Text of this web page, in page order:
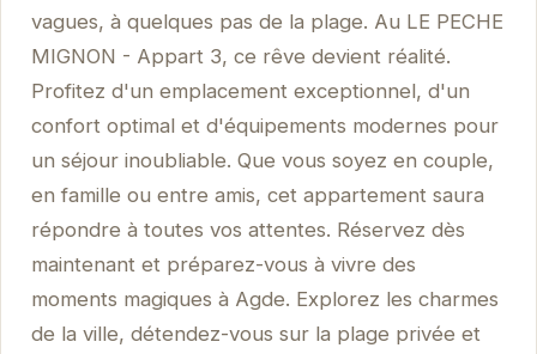
vagues, à quelques pas de la plage. Au LE PECHE
MIGNON - Appart 3, ce rêve devient réalité.
Profitez d'un emplacement exceptionnel, d'un
confort optimal et d'équipements modernes pour
un séjour inoubliable. Que vous soyez en couple,
en famille ou entre amis, cet appartement saura
répondre à toutes vos attentes. Réservez dès
maintenant et préparez-vous à vivre des
moments magiques à Agde. Explorez les charmes
de la ville, détendez-vous sur la plage privée et